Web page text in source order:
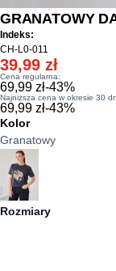
GRANATOWY
Indeks:
CH-L0-011
39,99 zł
Cena regularna:
69,99 zł-43%
Najniższa cena w okresie 30
69,99 zł-43%
Kolor
Granatowy
Rozmiary